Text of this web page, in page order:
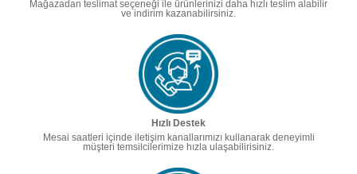
Mağazadan teslimat seçeneği ile ürünlerinizi daha hızlı teslim alabilir
ve indirim kazanabilirsiniz.
Hızlı Destek
Mesai saatleri içinde iletişim kanallarımızı kullanarak deneyimli
müşteri temsilcilerimize hızla ulaşabilirisiniz.